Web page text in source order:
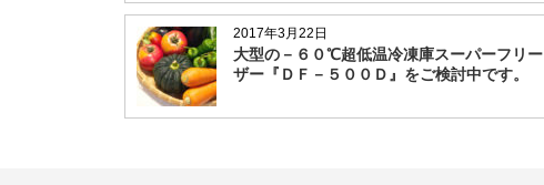
2017年3月22日
大型の－６０℃超低温冷凍庫スーパーフリー
ザー『ＤＦ－５００Ｄ』をご検討中です。